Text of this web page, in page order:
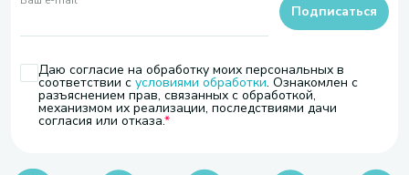
Даю согласие на обработку моих персональных в
соответствии с условиями обработки. Ознакомлен с
разъяснением прав, связанных с обработкой,
механизмом их реализации, последствиями дачи
согласия или отказа.
Подписаться